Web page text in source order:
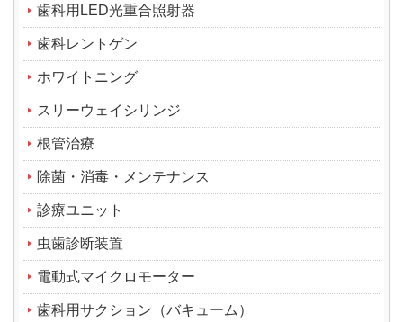
歯科用LED光重合照射器
歯科レントゲン
ホワイトニング
スリーウェイシリンジ
根管治療
除菌・消毒・メンテナンス
診療ユニット
虫歯診断装置
電動式マイクロモーター
歯科用サクション（バキューム）